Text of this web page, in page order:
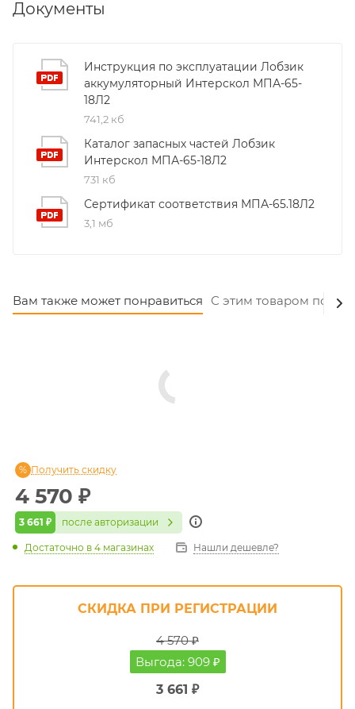
Документы
Инструкция по эксплуатации Лобзик
аккумуляторный Интерскол МПА-65-
18Л2
741,2 кб
Каталог запасных частей Лобзик
Интерскол МПА-65-18Л2
731 кб
Сертификат соответствия МПА-65.18Л2
3,1 мб
Вам также может понравиться С этим товаром
4 570 ₽
3 661 ₽ после авторизации
Получить скидку
Достаточно в 4 магазинах Нашли дешевле?
СКИДКА ПРИ РЕГИСТРАЦИИ
4 570 ₽
Выгода: 909 ₽
3 661 ₽